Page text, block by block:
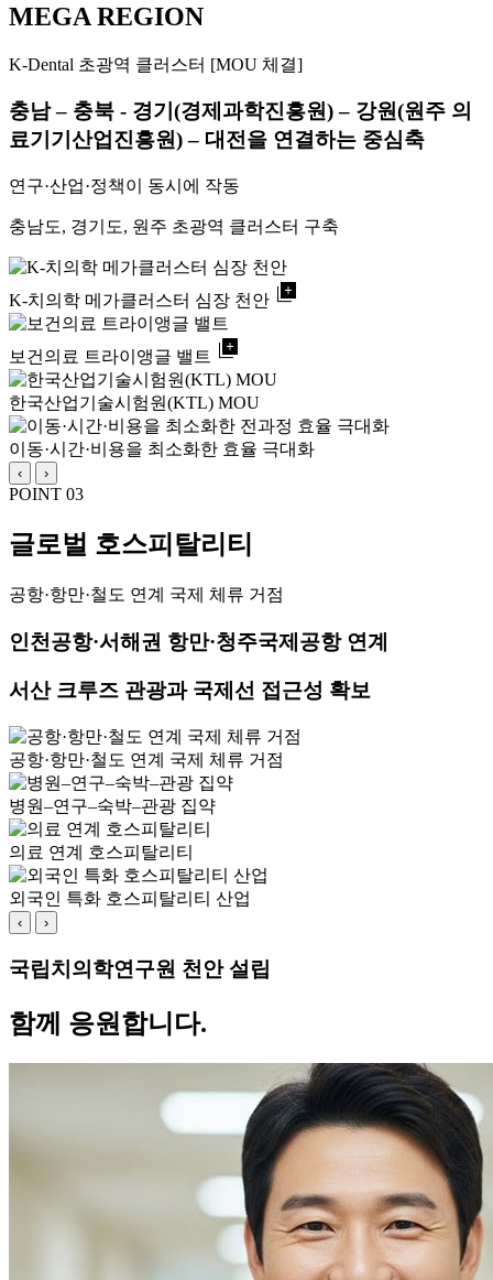
MEGA REGION
K-Dental 초광역 클러스터 [MOU 체결]
충남 – 충북 - 경기(경제과학진흥원) – 강원(원주 의
료기기산업진흥원) – 대전을 연결하는 중심축
연구·산업·정책이 동시에 작동
충남도, 경기도, 원주 초광역 클러스터 구축
K-치의학 메가클러스터 심장 천안 library_add
보건의료 트라이앵글 밸트 library_add
한국산업기술시험원(KTL) MOU
이동·시간·비용을 최소화한 효율 극대화
‹ ›
POINT 03
글로벌 호스피탈리티
공항·항만·철도 연계 국제 체류 거점
인천공항·서해권 항만·청주국제공항 연계
서산 크루즈 관광과 국제선 접근성 확보
공항·항만·철도 연계 국제 체류 거점
병원–연구–숙박–관광 집약
의료 연계 호스피탈리티
외국인 특화 호스피탈리티 산업
‹ ›
국립치의학연구원 천안 설립
함께 응원합니다.